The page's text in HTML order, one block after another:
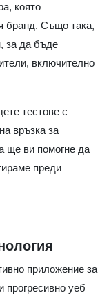
която
бранд. Също така,
за да бъде
включително
тестове с
връзка за
ще ви помогне да
преди
приложение за
прогресивно уеб